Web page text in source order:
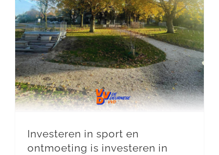
Investeren in sport en
ontmoeting is investeren in